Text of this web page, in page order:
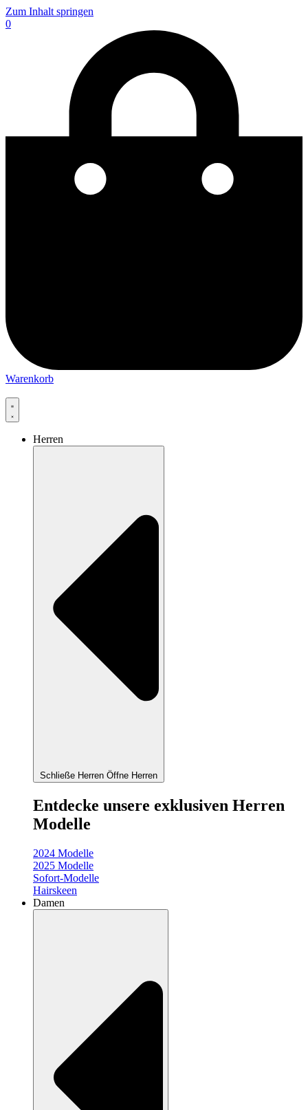
Zum Inhalt springen
0
Warenkorb
Herren
Schließe Herren Öffne Herren
Entdecke unsere exklusiven Herren
Modelle
2024 Modelle
2025 Modelle
Sofort-Modelle
Hairskeen
Damen